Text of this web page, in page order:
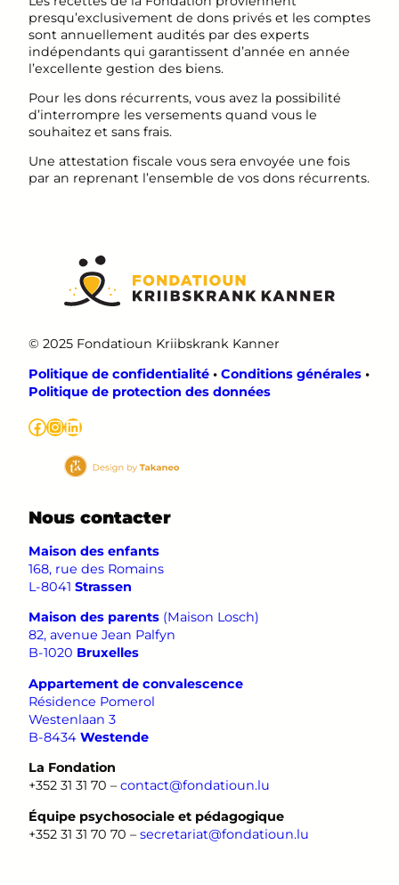
presqu’exclusivement de dons privés et les comptes
sont annuellement audités par des experts
indépendants qui garantissent d’année en année
l’excellente gestion des biens.
Pour les dons récurrents, vous avez la possibilité
d’interrompre les versements quand vous le
souhaitez et sans frais.
Une attestation fiscale vous sera envoyée une fois
par an reprenant l’ensemble de vos dons récurrents.
© 2025 Fondatioun Kriibskrank Kanner
Politique de confidentialité • Conditions générales •
Politique de protection des données
Facebook InstagramLinkedIn
Nous contacter
Maison des enfants
168, rue des Romains
L-8041 Strassen
Maison des parents (Maison Losch)
82, avenue Jean Palfyn
B-1020 Bruxelles
Appartement de convalescence
Résidence Pomerol
Westenlaan 3
B-8434 Westende
La Fondation
+352 31 31 70 – contact@fondatioun.lu
Équipe psychosociale et pédagogique
+352 31 31 70 70 – secretariat@fondatioun.lu